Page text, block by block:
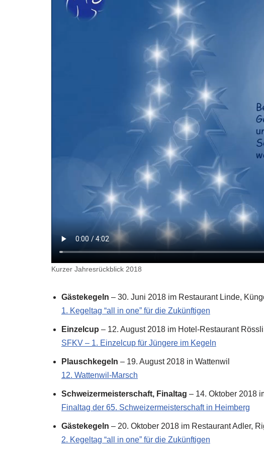
Kurzer Jahresrückblick 2018
Gästekegeln – 30. Juni 2018 im Restaurant Linde,
1. Kegeltag “all in one” für die Zukünftigen
Einzelcup – 12. August 2018 im Hotel-Restaurant
SFKV – 1. Einzelcup für Jüngere im Kegeln
Plauschkegeln – 19. August 2018 in Wattenwil
12. Wattenwil-Marsch
Schweizermeisterschaft, Finaltag – 14. Oktober 2018
Finaltag der 65. Schweizermeisterschaft in Heimberg
Gästekegeln – 20. Oktober 2018 im Restaurant Adler,
2. Kegeltag “all in one” für die Zukünftigen